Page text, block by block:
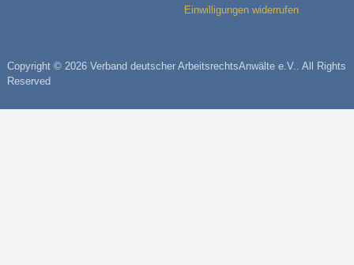
Einwilligungen widerrufen
Copyright © 2026 Verband deutscher ArbeitsrechtsAnwälte e.V.. All Rights
Reserved